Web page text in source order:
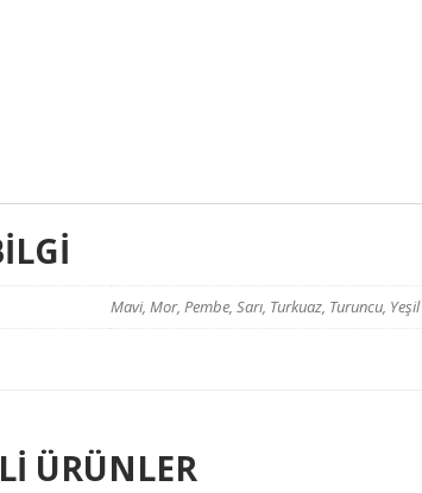
Mavi, Mor, Pembe, Sarı, Turkuaz, Turuncu, Yeşil
ÜRÜNLER